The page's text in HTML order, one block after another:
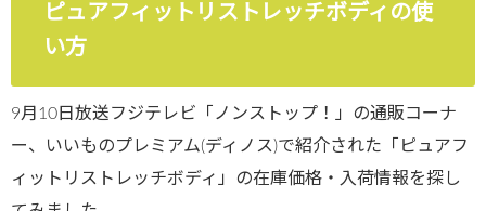
ピュアフィットリストレッチボディの使
い方
9月10日放送フジテレビ「ノンストップ！」の通販コーナ
ー、いいものプレミアム(ディノス)で紹介された「ピュアフ
ィットリストレッチボディ」の在庫価格・入荷情報を探し